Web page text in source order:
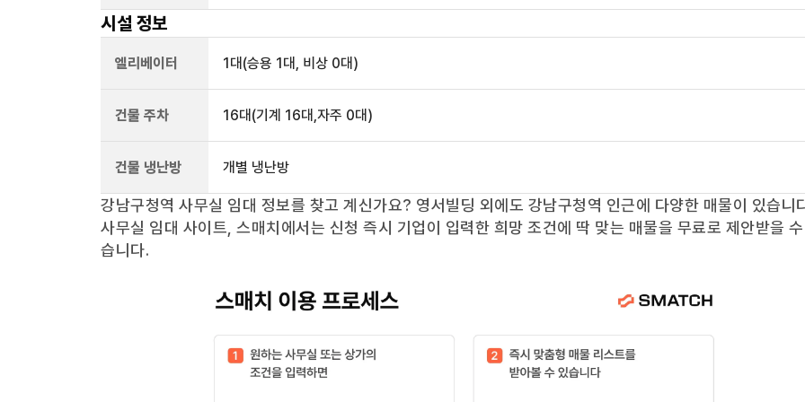
시설 정보
엘리베이터 1대 (승용 1대, 비상 0대)
건물 주차 16대 (기계 16대,자주 0대)
건물 냉난방 개별 냉난방
강남구청역 사무실 임대 정보를 찾고 계신가요? 영서빌딩 외에도 강남구청역 인근에 다양한 매물이 있습니
사무실 임대 사이트, 스매치에서는 신청 즉시 기업이 입력한 희망 조건에 딱 맞는 매물을 무료로 제안받을
습니다.